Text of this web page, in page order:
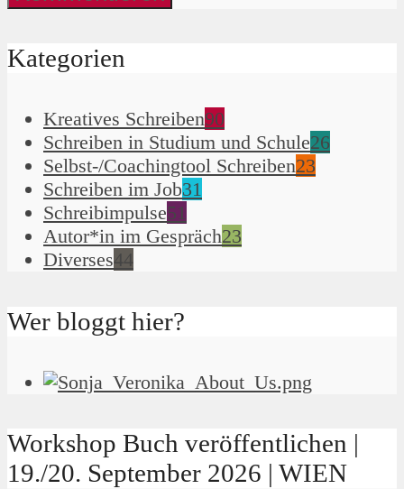
Kategorien
Kreatives Schreiben90
Schreiben in Studium und Schule26
Selbst-/Coachingtool Schreiben23
Schreiben im Job31
Schreibimpulse51
Autor*in im Gespräch23
Diverses44
Wer bloggt hier?
Workshop Buch veröffentlichen |
19./20. September 2026 | WIEN